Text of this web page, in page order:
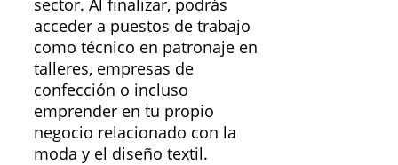
sector. Al finalizar, podrás
acceder a puestos de trabajo
como técnico en patronaje en
talleres, empresas de
confección o incluso
emprender en tu propio
negocio relacionado con la
moda y el diseño textil.